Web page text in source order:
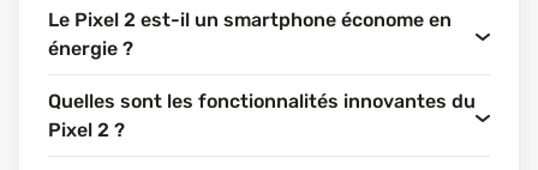
Le Pixel 2 est-il un smartphone économe en
énergie ?
Quelles sont les fonctionnalités innovantes du
Pixel 2 ?